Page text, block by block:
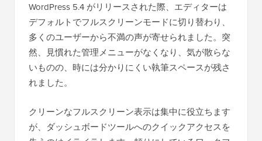
WordPress 5.4 がリリースされた際、エディターは
デフォルトでフルスクリーンモードに切り替わり、
多くのユーザーから不満の声が寄せられました。突
然、見慣れた管理メニューがなくなり、気が散らな
いものの、時には分かりにくい執筆スペースが残さ
れました。
クリーンなフルスクリーン表示は集中に役立ちます
が、ダッシュボードツールへのクイックアクセスを